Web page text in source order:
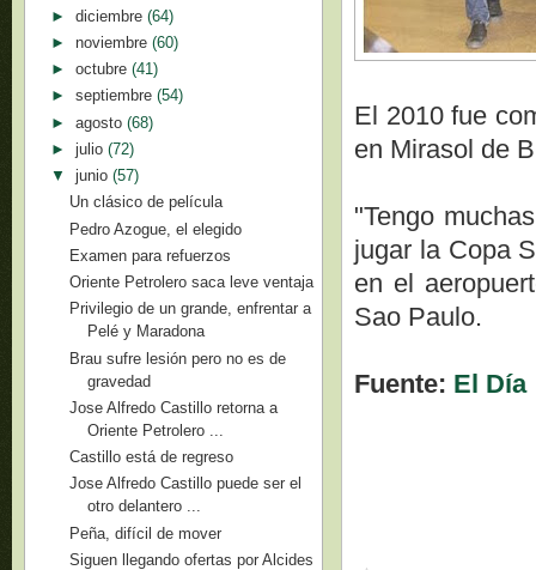
El 2010 fue
en Mirasol de
"Tengo
jugar la Copa
en el
Sao Paulo.
Fuente: El Día
► diciembre (64)
► noviembre (60)
► octubre (41)
► septiembre (54)
► agosto (68)
► julio (72)
▼ junio (57)
Un clásico de película
Pedro Azogue, el elegido
Examen para refuerzos
Oriente Petrolero saca leve ventaja
Privilegio de un grande, enfrentar a
Pelé y Maradona
Brau sufre lesión pero no es de
gravedad
Jose Alfredo Castillo retorna a
Oriente Petrolero ...
Castillo está de regreso
Jose Alfredo Castillo puede ser el
otro delantero ...
Peña, difícil de mover
Siguen llegando ofertas por Alcides